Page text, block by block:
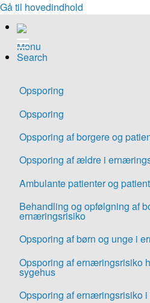
Gå til hovedindhold
Menu
Search
Opsporing
Opsporing
Opsporing af borgere og
Opsporing af ældre i
Ambulante patienter og
Behandling og opfølgning af
ernæringsrisiko
Opsporing af børn og unge i
Opsporing af ernæringsrisiko
sygehus
Opsporing af ernæringsrisiko